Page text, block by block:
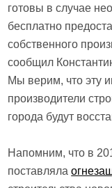
готовы в случае
бесплатно
собственного
сообщил
Мы верим, что эту
производители
города будут
Напомним, что в
поставляла